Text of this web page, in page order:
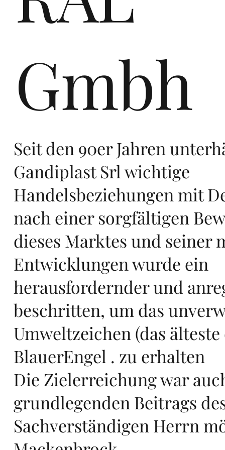
Gmbh
Seit den 90er Jahren
Gandiplast Srl wichtige
Handelsbeziehungen mit
nach einer sorgfältigen
dieses Marktes und seiner
Entwicklungen wurde ein
herausfordernder und
beschritten, um das
Umweltzeichen (das älteste
BlauerEngel . zu erhalten
Die Zielerreichung war
grundlegenden Beitrags
Sachverständigen Herrn
te
n
in
Eu